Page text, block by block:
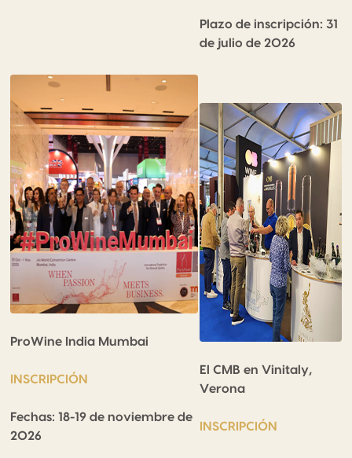
Plazo de inscripción: 31
de julio de 2026
ProWine India Mumbai
INSCRIPCIÓN
Fechas: 18-19 de noviembre de
2026
El CMB en Vinitaly,
Verona
INSCRIPCIÓN